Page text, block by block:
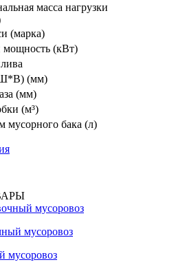
масса нагрузки
(марка)
мощность (кВт)
(мм)
(мм)
(м³)
мусорного бака (л)
мусоровоз